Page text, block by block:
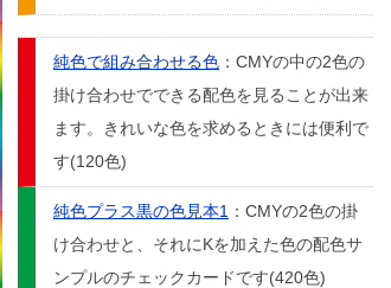
純色で組み合わせる色 ：CMYの中の2色の
掛け合わせでできる配色を見ることが出来
ます。きれいな色を求めるときには便利で
す(120色)
純色プラス黒の色見本1 ：CMYの2色の掛
け合わせと、それにKを加えた色の配色サ
ンプルのチェックカードです(420色)